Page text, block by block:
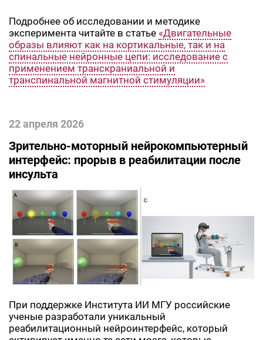
Подробнее об исследовании и методике
эксперимента читайте в статье «Двигательные
образы влияют как на кортикальные, так и на
спинальные нейронные цепи: исследование с
применением транскраниальной и
транспинальной магнитной стимуляции»
22 апреля 2026
Зрительно-моторный нейрокомпьютерный
интерфейс: прорыв в реабилитации после
инсульта
При поддержке Института ИИ МГУ российские
ученые разработали уникальный
реабилитационный нейроинтерфейс, который